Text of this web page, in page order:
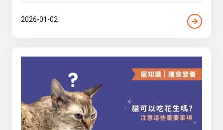
2026-01-02